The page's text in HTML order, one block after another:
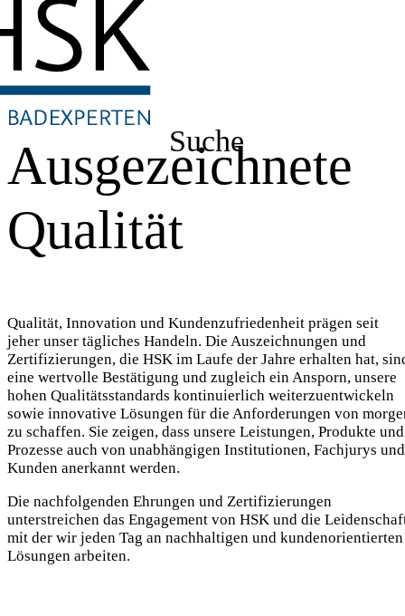
Suche
Ausgezeichnete
Qualität
Qualität, Innovation und Kundenzufriedenheit prägen seit
jeher unser tägliches Handeln. Die Auszeichnungen und
Zertifizierungen, die HSK im Laufe der Jahre erhalten hat,
eine wertvolle Bestätigung und zugleich ein Ansporn, unsere
hohen Qualitätsstandards kontinuierlich weiterzuentwickeln
sowie innovative Lösungen für die Anforderungen von
zu schaffen. Sie zeigen, dass unsere Leistungen, Produkte und
Prozesse auch von unabhängigen Institutionen, Fachjurys und
Kunden anerkannt werden.
Die nachfolgenden Ehrungen und Zertifizierungen
unterstreichen das Engagement von HSK und die
mit der wir jeden Tag an nachhaltigen und kundenorientierten
Lösungen arbeiten.